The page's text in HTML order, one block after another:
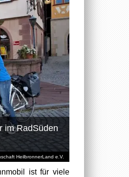
HeilbronnerLand e.V.
im RadSüden
ist für viele